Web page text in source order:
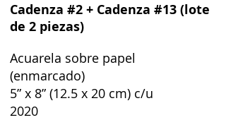
Cadenza #2 + Cadenza #13 (lote
de 2 piezas)
Acuarela sobre papel
(enmarcado)
5” x 8” (12.5 x 20 cm) c/u
2020